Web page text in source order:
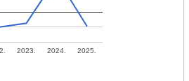
2023. 2024. 2025.